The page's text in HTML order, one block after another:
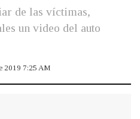
de las víctimas,
un video del auto
2019 7:25 AM